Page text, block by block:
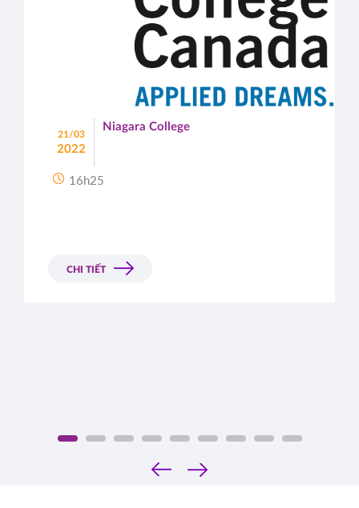
21/03
2022
Niagara College
16h25
CHI TIẾT
‹
›